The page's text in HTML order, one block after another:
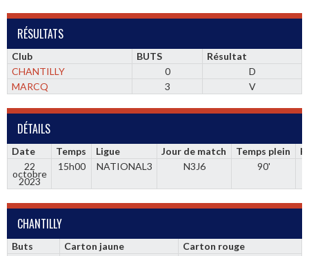
RÉSULTATS
Club BUTS
Résultat
CHANTILLY
0
D
MARCQ
3 V
DÉTAILS
Date Temps Ligue Jour de match Temps plein
22
octobre
2023
15h00 NATIONAL3 N3J6 90'
CHANTILLY
Buts Carton jaune
Carton rouge